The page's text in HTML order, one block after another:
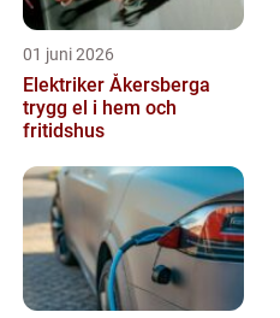
01 juni 2026
Elektriker Åkersberga
trygg el i hem och
fritidshus